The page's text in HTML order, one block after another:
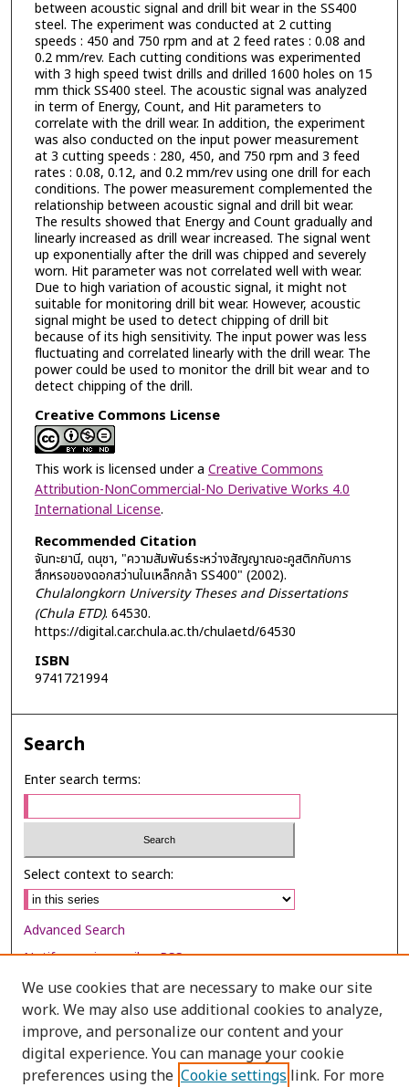
between acoustic signal and drill bit wear in the SS400
steel. The experiment was conducted at 2 cutting
speeds : 450 and 750 rpm and at 2 feed rates : 0.08 and
0.2 mm/rev. Each cutting conditions was experimented
with 3 high speed twist drills and drilled 1600 holes on 15
mm thick SS400 steel. The acoustic signal was analyzed
in term of Energy, Count, and Hit parameters to
correlate with the drill wear. In addition, the experiment
was also conducted on the input power measurement
at 3 cutting speeds : 280, 450, and 750 rpm and 3 feed
rates : 0.08, 0.12, and 0.2 mm/rev using one drill for each
conditions. The power measurement complemented the
relationship between acoustic signal and drill bit wear.
The results showed that Energy and Count gradually and
linearly increased as drill wear increased. The signal went
up exponentially after the drill was chipped and severely
worn. Hit parameter was not correlated well with wear.
Due to high variation of acoustic signal, it might not
suitable for monitoring drill bit wear. However, acoustic
signal might be used to detect chipping of drill bit
because of its high sensitivity. The input power was less
fluctuating and correlated linearly with the drill wear. The
power could be used to monitor the drill bit wear and to
detect chipping of the drill.
Creative Commons License
This work is licensed under a Creative Commons
Attribution-NonCommercial-No Derivative Works 4.0
International License.
Recommended Citation
จันทะยานี, ดนุชา, "ความสัมพันธ์ระหว่างสัญญาณอะคูสติกกับการ
สึกหรอของดอกสว่านในเหล็กกล้า SS400" (2002).
Chulalongkorn University Theses and Dissertations
(Chula ETD). 64530.
https://digital.car.chula.ac.th/chulaetd/64530
ISBN
9741721994
Search
Enter search terms:
Select context to search:
Advanced Search
Notify me via email orRSS
Browse
Collections
Disciplines
We use cookies that are necessary to make our site
work. We may also use additional cookies to analyze,
improve, and personalize our content and your
digital experience. You can manage your cookie
preferences using the Cookie settings link. For more